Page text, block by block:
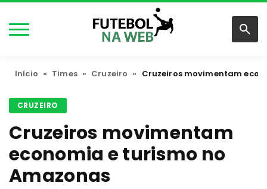
Início » Times » Cruzeiro » Cruzeiros movimentam
CRUZEIRO
Cruzeiros movimentam
economia e turismo no
Amazonas